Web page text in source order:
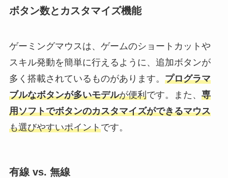
ボタン数とカスタマイズ機能
ゲーミングマウスは、ゲームのショートカットや
スキル発動を簡単に行えるように、追加ボタンが
多く搭載されているものがあります。 プログラマ
ブルなボタンが多いモデルが便利です。また、 専
用ソフトでボタンのカスタマイズができるマウス
も選びやすいポイントです。
有線 vs. 無線